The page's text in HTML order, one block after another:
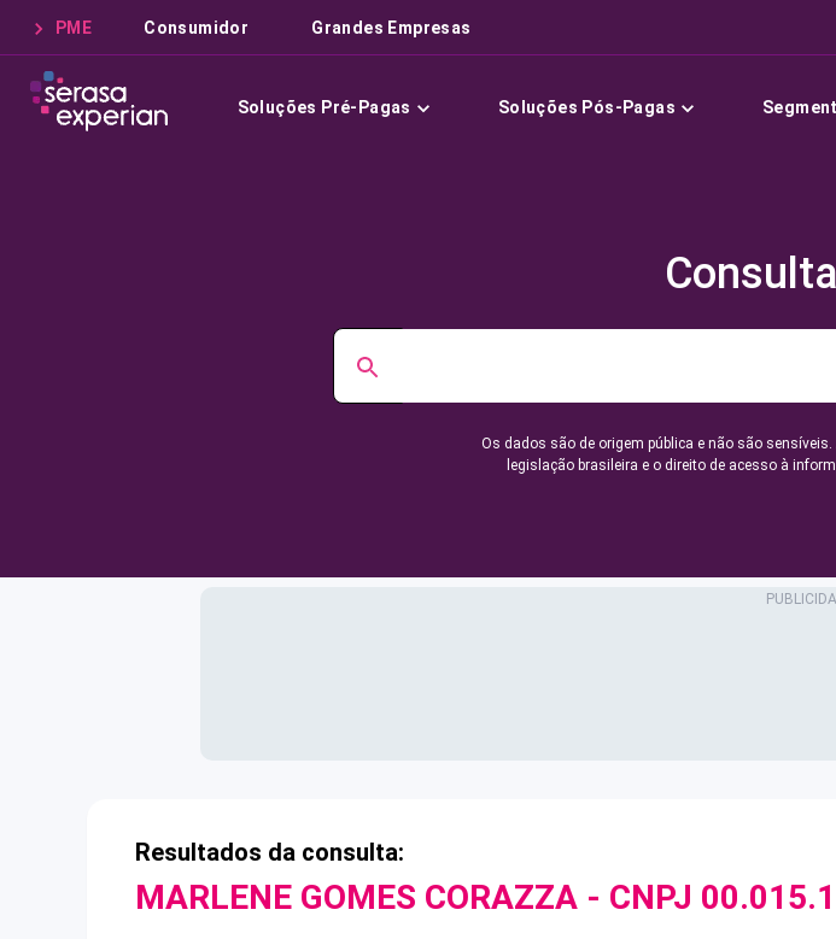
PME Consumidor Grandes Empresas
Soluções Pré-Pagas Soluções Pós-Pagas
Os dados são de origem pública e não são
legislação brasileira e o direito de acesso à
Resultados da consulta:
MARLENE GOMES CORAZZA - CNPJ